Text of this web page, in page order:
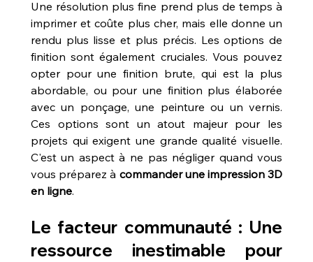
Une résolution plus fine prend plus de temps à
imprimer et coûte plus cher, mais elle donne un
rendu plus lisse et plus précis. Les options de
finition sont également cruciales. Vous pouvez
opter pour une finition brute, qui est la plus
abordable, ou pour une finition plus élaborée
avec un ponçage, une peinture ou un vernis.
Ces options sont un atout majeur pour les
projets qui exigent une grande qualité visuelle.
C'est un aspect à ne pas négliger quand vous
vous préparez à commander une impression 3D
en ligne.
Le facteur communauté : Une
ressource inestimable pour